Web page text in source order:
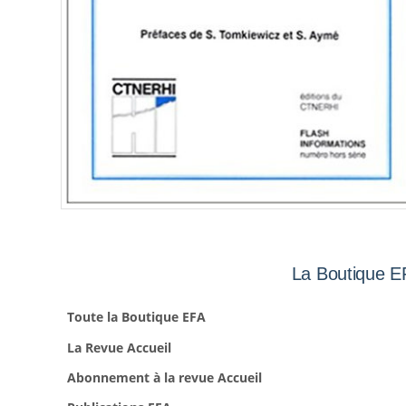
La Boutique
Toute la Boutique EFA
La Revue Accueil
Abonnement à la revue Accueil